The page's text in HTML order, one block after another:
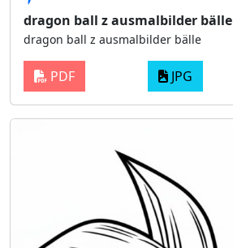
dragon ball z ausmalbilder bälle
dragon ball z ausmalbilder bälle
PDF JPG